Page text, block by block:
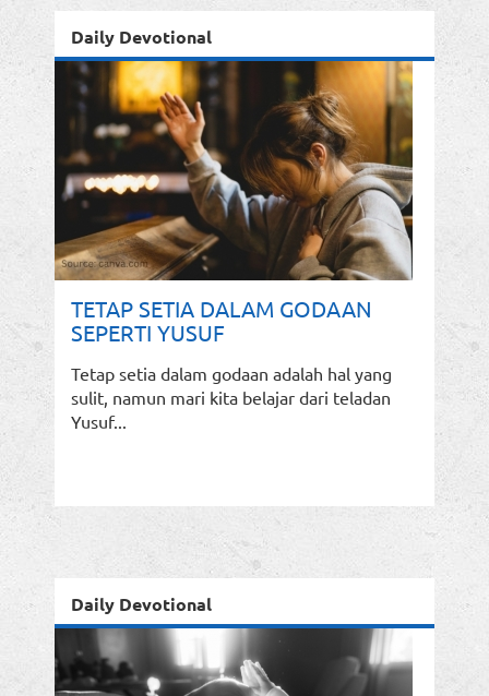
Daily Devotional
TETAP SETIA DALAM GODAAN
SEPERTI YUSUF
Tetap setia dalam godaan adalah hal yang
sulit, namun mari kita belajar dari teladan
Yusuf...
Daily Devotional